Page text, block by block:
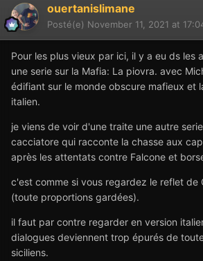
ouertanislimane
Posté(e) November 11, 2021 at
Pour les plus vieux par ici, il y a eu ds les
une serie sur la Mafia: La piovra. avec
édifiant sur le monde obscure mafieux et
italien.
je viens de voir d'une traite une autre
cacciatore qui racconte la chasse aux
après les attentats contre Falcone et
c'est comme si vous regardez le reflet de
(toute proportions gardées).
il faut par contre regarder en version
dialogues deviennent trop épurés de
siciliens.